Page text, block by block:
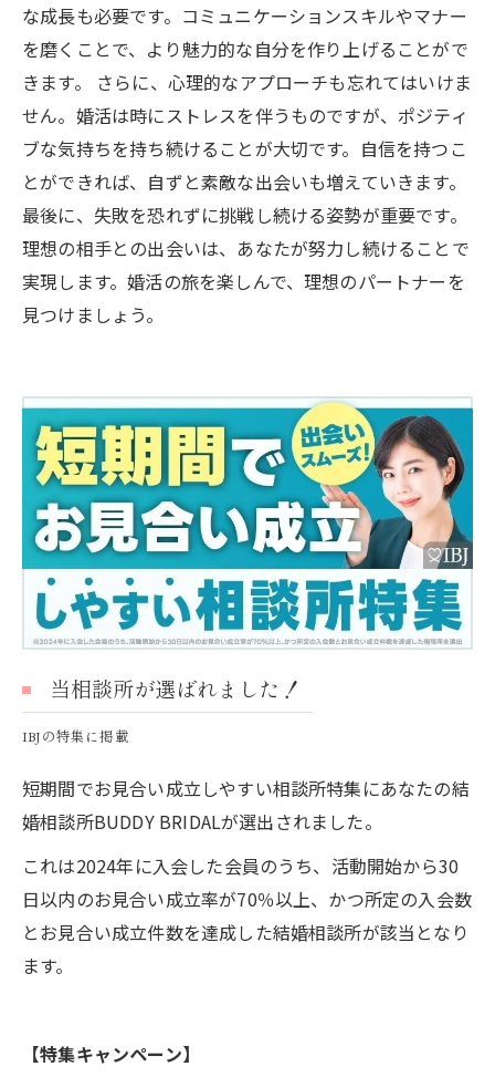
な成長も必要です。コミュニケーションスキルやマナー
を磨くことで、より魅力的な自分を作り上げることがで
きます。 さらに、心理的なアプローチも忘れてはいけま
せん。婚活は時にストレスを伴うものですが、ポジティ
ブな気持ちを持ち続けることが大切です。自信を持つこ
とができれば、自ずと素敵な出会いも増えていきます。
最後に、失敗を恐れずに挑戦し続ける姿勢が重要です。
理想の相手との出会いは、あなたが努力し続けることで
実現します。婚活の旅を楽しんで、理想のパートナーを
見つけましょう。
当相談所が選ばれました！
IBJの特集に掲載
短期間でお見合い成立しやすい相談所特集にあなたの結
婚相談所BUDDY BRIDALが選出されました。
これは2024年に入会した会員のうち、活動開始から30
日以内のお見合い成立率が70％以上、かつ所定の入会数
とお見合い成立件数を達成した結婚相談所が該当となり
ます。
【特集キャンペーン】